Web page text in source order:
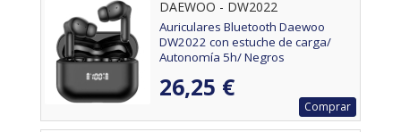
DAEWOO - DW2022
Auriculares Bluetooth Daewoo
DW2022 con estuche de carga/
Autonomía 5h/ Negros
26,25 €
Comprar